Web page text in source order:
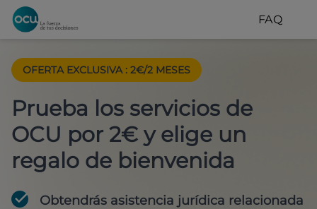
FAQ
OFERTA EXCLUSIVA : 2€/2 MESES
Prueba los servicios de
OCU por 2€ y elige un
regalo de bienvenida
Obtendrás asistencia jurídica relacionada